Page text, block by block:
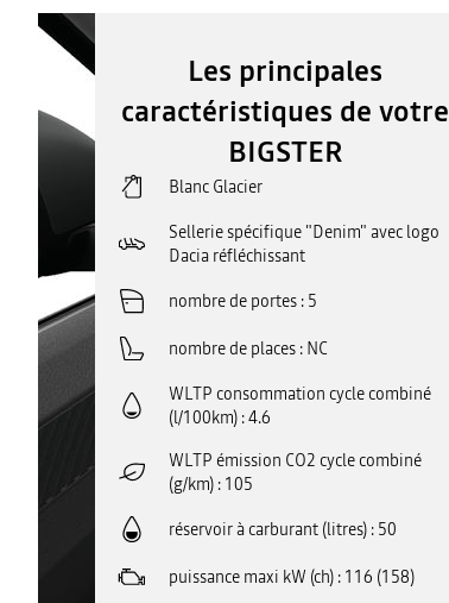
Les principales
caractéristiques de votre
BIGSTER
Blanc Glacier
Sellerie spécifique "Denim" avec logo
Dacia réfléchissant
nombre de portes 5
nombre de places NC
WLTP consommation cycle combiné
(l/100km) 4.6
WLTP émission CO2 cycle combiné
(g/km) 105
réservoir à carburant (litres) 50
puissance maxi kW (ch) 116 (158)